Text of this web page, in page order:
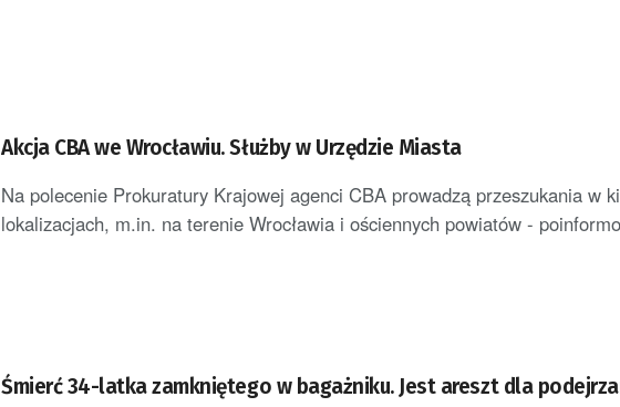
Akcja CBA we Wrocławiu. Służby w Urzędzie Miasta
Na polecenie Prokuratury Krajowej agenci CBA prowadzą przeszukania w
lokalizacjach, m.in. na terenie Wrocławia i ościennych powiatów -
Śmierć 34-latka zamkniętego w bagażniku. Jest areszt dla